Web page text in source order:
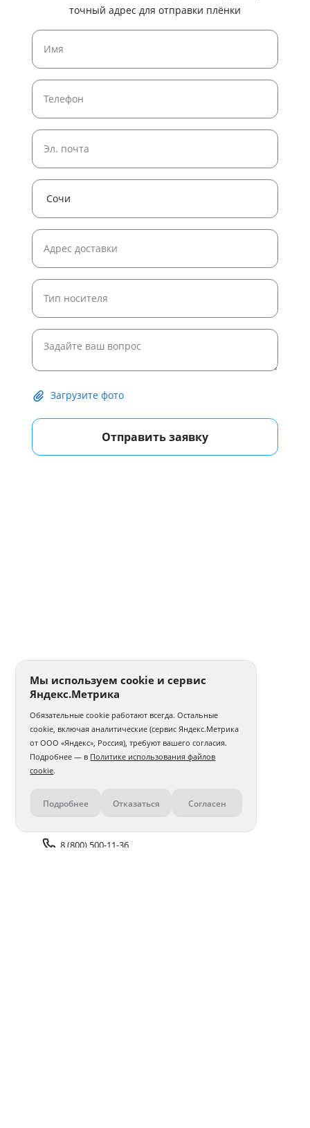
точный адрес для отправки плёнки
Загрузите фото
Отправить заявку
Контакты
8 (800) 500-11-36
Мы используем cookie и сервис
Яндекс.Метрика
Обязательные cookie работают всегда. Остальные
cookie, включая аналитические (сервис Яндекс.Метрика
от ООО «Яндекс», Россия), требуют вашего согласия.
Подробнее — в Политике использования файлов
cookie.
Подробнее Отказаться Согласен